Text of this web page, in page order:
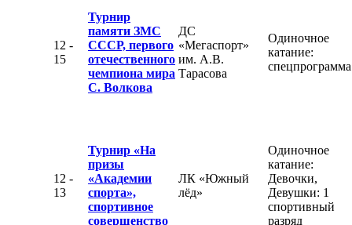
12 -
15
Турнир
памяти ЗМС
СССР, первого
отечественного
чемпиона мира
С. Волкова
ДС
«Мегаспорт»
им. А.В.
Тарасова
Одиночное
катание:
спецпрограмма
12 -
13
Турнир «На
призы
«Академии
спорта»,
спортивное
совершенство
ЛК «Южный
лёд»
Одиночное
катание:
Девочки,
Девушки: 1
спортивный
разряд